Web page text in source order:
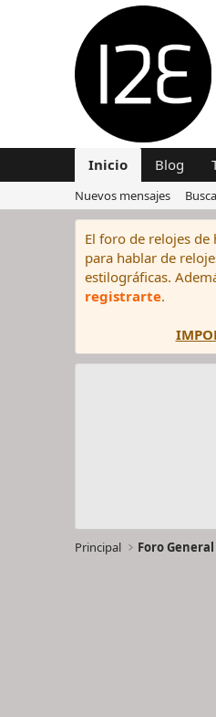
Inicio Blog
Nuevos mensajes
El foro de relojes de
para hablar de
estilográficas.
registrarte.
Principal Foro General